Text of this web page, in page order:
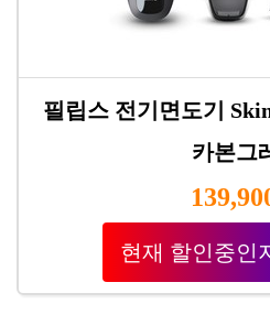
필립스 전기면도기
카본그
현재 할인중인